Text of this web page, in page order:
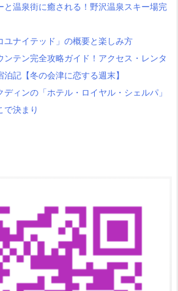
と温泉街に癒される！野沢温泉スキー場完
ユナイテッド」の概要と楽しみ方
ンテン完全攻略ガイド！アクセス・レンタ
記【冬の会津に恋する週末】
ディンの「ホテル・ロイヤル・シェルパ」
で決まり